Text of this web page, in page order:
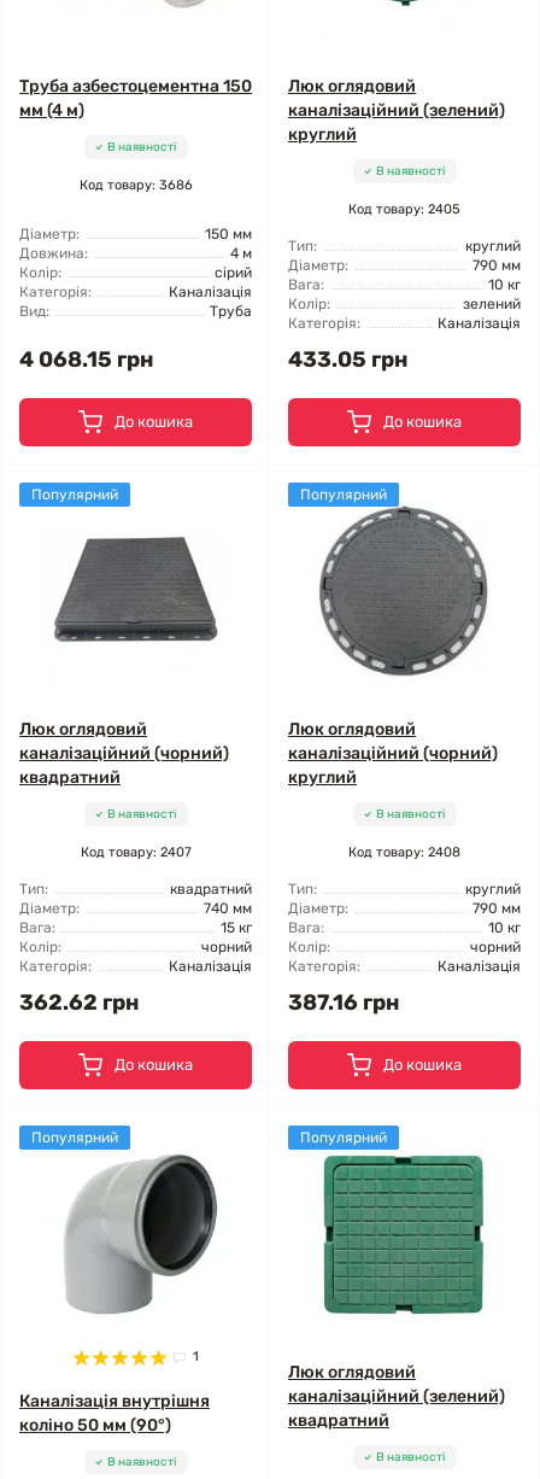
Труба азбестоцементна 150
мм (4 м)
В наявності
Код товару: 3686
Діаметр:
150 мм
Довжина:
4 м
Колір:
сірий
Категорія:
Каналізація
Вид:
Труба
4 068.15 грн
До кошика
Люк оглядовий
каналізаційний (зелений)
круглий
В наявності
Код товару: 2405
Тип:
круглий
Діаметр:
790 мм
Вага:
10 кг
Колір:
зелений
Категорія:
Каналізація
433.05 грн
До кошика
Популярний
Люк оглядовий
каналізаційний (чорний)
квадратний
В наявності
Код товару: 2407
Тип:
квадратний
Діаметр:
740 мм
Вага:
15 кг
Колір:
чорний
Категорія:
Каналізація
362.62 грн
До кошика
Популярний
Люк оглядовий
каналізаційний (чорний)
круглий
В наявності
Код товару: 2408
Тип:
круглий
Діаметр:
790 мм
Вага:
10 кг
Колір:
чорний
Категорія:
Каналізація
387.16 грн
До кошика
Популярний
1
Каналізація внутрішня
коліно 50 мм (90°)
В наявності
Популярний
Люк оглядовий
каналізаційний (зелений)
квадратний
В наявності